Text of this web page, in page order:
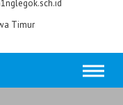
Timur